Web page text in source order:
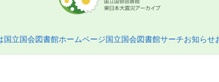
国立国会図書館ホームページ国立国会図書館サーチお知らせ